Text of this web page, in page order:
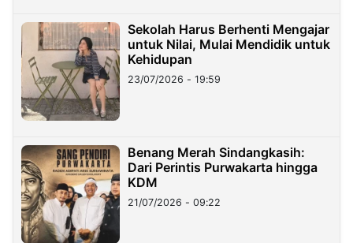
Sekolah Harus Berhenti Mengajar
untuk Nilai, Mulai Mendidik untuk
Kehidupan
23/07/2026 - 19:59
Benang Merah Sindangkasih:
Dari Perintis Purwakarta hingga
KDM
21/07/2026 - 09:22